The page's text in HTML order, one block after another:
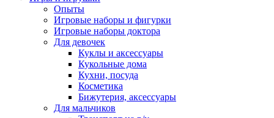
Опыты
Игровые наборы и фигурки
Игровые наборы доктора
Для девочек
Куклы и аксессуары
Кукольные дома
Кухни, посуда
Косметика
Бижутерия, аксессуары
Для мальчиков